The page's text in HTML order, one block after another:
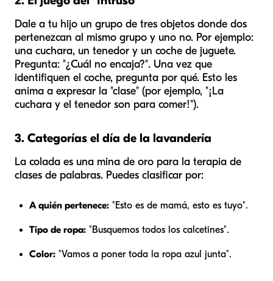
Dale a tu hijo un grupo de tres objetos donde dos
pertenezcan al mismo grupo y uno no. Por ejemplo:
una cuchara, un tenedor y un coche de juguete.
Pregunta: "¿Cuál no encaja?". Una vez que
identifiquen el coche, pregunta por qué. Esto les
anima a expresar la "clase" (por ejemplo, "¡La
cuchara y el tenedor son para comer!").
3. Categorías el día de la lavandería
La colada es una mina de oro para la terapia de
clases de palabras. Puedes clasificar por:
A quién pertenece: "Esto es de mamá, esto es tuyo".
Tipo de ropa: "Busquemos todos los calcetines".
Color: "Vamos a poner toda la ropa azul junta".